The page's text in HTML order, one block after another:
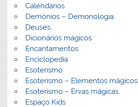
Calendários
Demónios – Demonologia
Deuses
Dicionários mágicos
Encantamentos
Enciclopedia
Esoterismo
Esoterismo – Elementos mágicos
Esoterismo – Ervas mágicas
Espaço Kids